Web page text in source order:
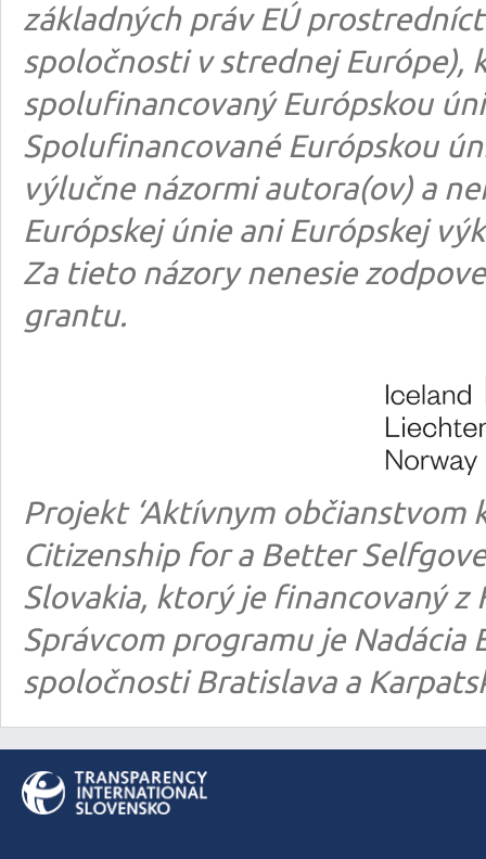
základných práv EÚ
spoločnosti v strednej Európe),
spolufinancovaný Európskou
Spolufinancované Európskou
výlučne názormi autora(ov) a
Európskej únie ani Európskej
Za tieto názory nenesie
grantu.
Projekt ‘Aktívnym občianstvom
Citizenship for a Better
Slovakia, ktorý je financovaný z
Správcom programu je
spoločnosti Bratislava a